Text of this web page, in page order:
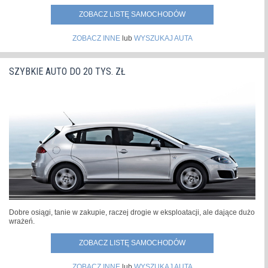
ZOBACZ LISTĘ SAMOCHODÓW
ZOBACZ INNElub WYSZUKAJ AUTA
SZYBKIE AUTO DO 20 TYS. ZŁ
Dobre osiągi, tanie w zakupie, raczej drogie w eksploatacji, ale dające dużo
wrażeń.
ZOBACZ LISTĘ SAMOCHODÓW